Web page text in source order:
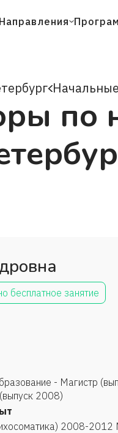
Направления
по
бесплатное занятие
- Магистр
2008)
2012 Методист в Аудиторская палата